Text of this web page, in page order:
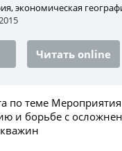
экономическая
Читать online
по теме
и борьбе с